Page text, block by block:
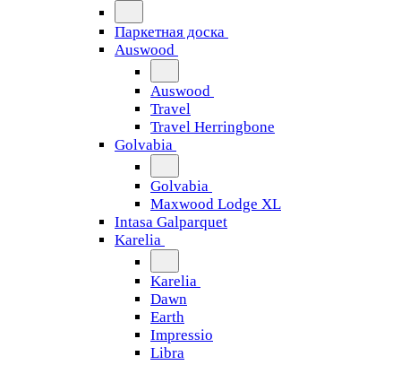
Паркетная доска
Auswood
Auswood
Travel
Travel Herringbone
Golvabia
Golvabia
Maxwood Lodge XL
Intasa Galparquet
Karelia
Karelia
Dawn
Earth
Impressio
Libra